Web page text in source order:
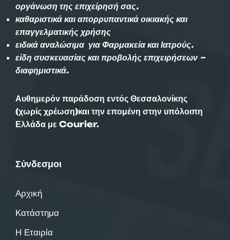
οργάνωση της επιχείρησή σας.
καθαριστικά και απορρυπαντικά οικιακής και
επαγγελματικής χρήσης
ειδικά αναλώσιμα για Φαρμακεία και Ιατρούς.
είδη συσκευασίας και προβολής επιχειρήσεων –
διαφημιστικά.
Αυθημερόν παράδοση εντός Θεσσαλονίκης
(χωρίς χρέωση)και την επομένη στην υπόλοιπη
Ελλάδα με Courier.
Σύνδεσμοι
Αρχική
Κατάστημα
Η Εταιρία